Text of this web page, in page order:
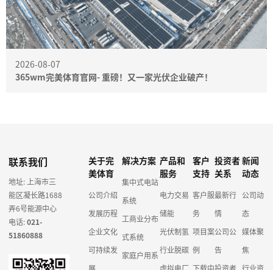
2026-08-07
365wm完美体育官网- 重磅！又一家光伏企业破产！
联系我们
地址: 上海市三
能区凝长路1688
弄6号能源中心
电话:021-
51860888
关于完
美体育
公司介绍
发展历程
企业文化
可持续发
展
解决方案
集中式电站
系统
工商业分布
式系统
家庭户用系
产品和
服务
电力交易
储能
光伏制氢
行业脱碳
虚拟电厂
客户
支持
客户服
务
项目案
例
下载中
投资者
关系
最新行
情
公司公
告
投资者
新闻
动态
公司动
态
媒体聚
焦
行业资